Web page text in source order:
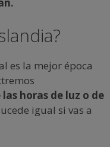
es la mejor época
horas de luz o de
igual si vas a